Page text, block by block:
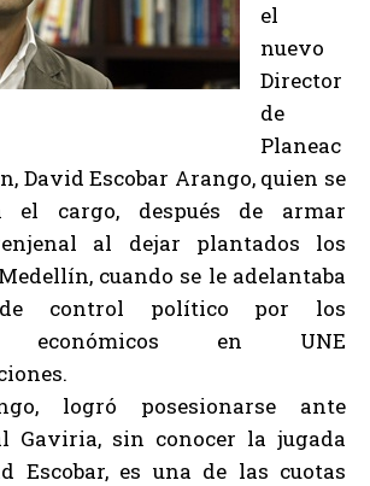
el
nuevo
Director
de
Planeac
David Escobar Arango, quien se
el cargo, después de armar
al dejar plantados los
cuando se le adelantaba
control político por los
económicos en UNE
logró posesionarse ante
Gaviria, sin conocer la jugada
Escobar, es una de las cuotas